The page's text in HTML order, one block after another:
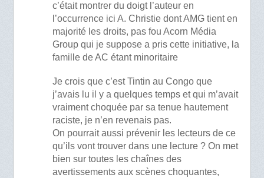
c’était montrer du doigt l’auteur en
l’occurrence ici A. Christie dont AMG tient en
majorité les droits, pas fou Acorn Média
Group qui je suppose a pris cette initiative, la
famille de AC étant minoritaire
Je crois que c’est Tintin au Congo que
j’avais lu il y a quelques temps et qui m’avait
vraiment choquée par sa tenue hautement
raciste, je n’en revenais pas.
On pourrait aussi prévenir les lecteurs de ce
qu’ils vont trouver dans une lecture ? On met
bien sur toutes les chaînes des
avertissements aux scènes choquantes,